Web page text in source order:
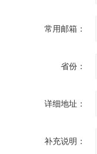
常用邮箱：
省份：
详细地址：
补充说明：